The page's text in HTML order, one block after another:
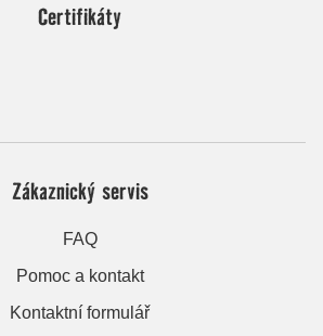
Certifikáty
Zákaznický servis
FAQ
Pomoc a kontakt
Kontaktní formulář